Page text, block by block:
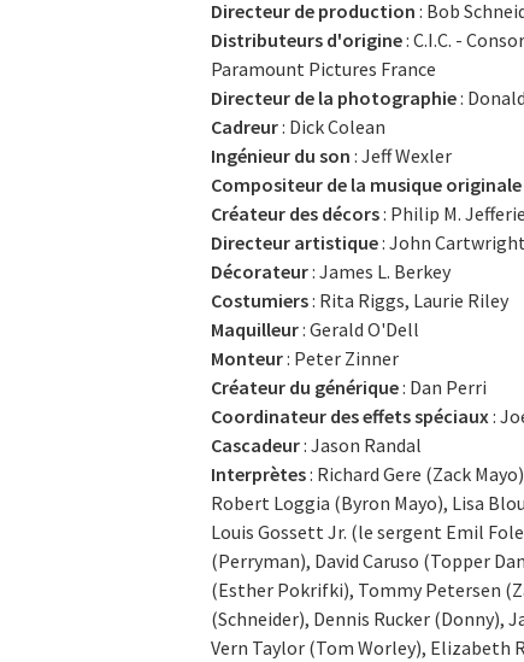
Directeur de production : Bob
Distributeurs d'origine: C.I.C. -
Paramount Pictures France
Directeur de la photographie:
Cadreur: Dick Colean
Ingénieur du son : Jeff Wexler
Compositeur de la musique originale
Créateur des décors: Philip M.
Directeur artistique: John Cartwright
Décorateur: James L. Berkey
Costumiers: Rita Riggs, Laurie Riley
Maquilleur: Gerald O'Dell
Monteur: Peter Zinner
Créateur du générique: Dan Perri
Coordinateur des effets spéciaux :
Cascadeur: Jason Randal
Interprètes: Richard Gere (Zack
Robert Loggia (Byron Mayo), Lisa
Louis Gossett Jr. (le sergent Emil
(Perryman), David Caruso (Topper
(Esther Pokrifki), Tommy Petersen
(Schneider), Dennis Rucker (Donny),
Vern Taylor (Tom Worley), Elizabeth